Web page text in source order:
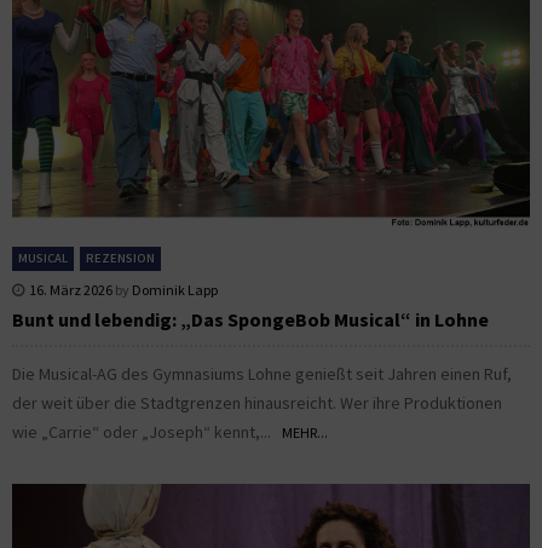
MUSICAL REZENSION
16. März 2026 by Dominik Lapp
Bunt und lebendig: „Das SpongeBob Musical“ in Lohne
Die Musical-AG des Gymnasiums Lohne genießt seit Jahren einen Ruf,
der weit über die Stadtgrenzen hinausreicht. Wer ihre Produktionen
wie „Carrie“ oder „Joseph“ kennt,...
MEHR...